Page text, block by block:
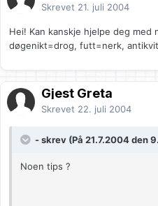
Skrevet 21. juli 2004
Hei! Kan kanskje hjelpe deg
døgenikt=drog, futt=nerk,
Gjest Greta
Skrevet 22. juli 2004
- skrev (På 21.7.2004 den
Noen tips ?